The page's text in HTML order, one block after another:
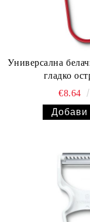
Универсална
€8.64